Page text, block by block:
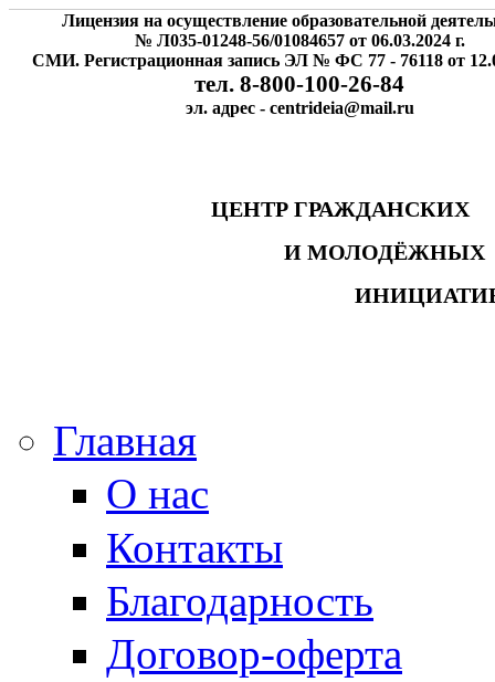
Лицензия на осуществление образовательной
№ Л035-01248-56/01084657 от 06.03.2024 г.
СМИ. Регистрационная запись ЭЛ № ФС 77 - 76118 от
тел. 8-800-100-26-84
эл. адрес - centrideia@mail.ru
ЦЕНТР
И
Главная
О нас
Контакты
Благодарность
Договор-оферта